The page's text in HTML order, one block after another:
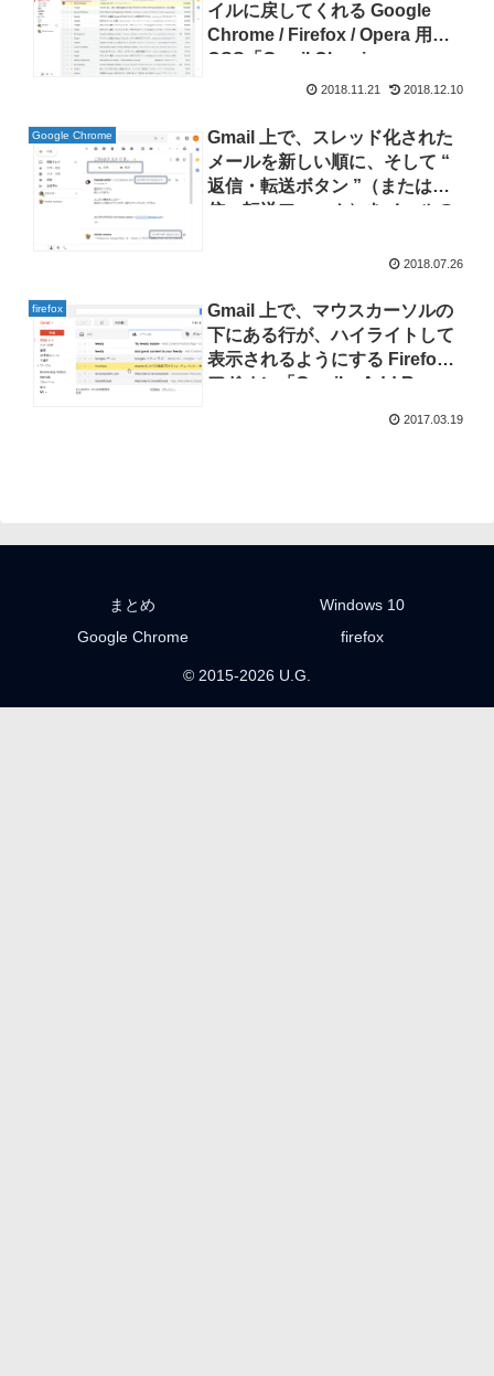
イルに戻してくれる Google
Chrome / Firefox / Opera 用
CSS「Gmail Classic
Theme（gmail-classic）」
2018.11.21 2018.12.10
Google Chrome
Gmail 上で、スレッド化された
メールを新しい順に、そして “
返信・転送ボタン ”（または返
信・転送フォーム）をメールの
ラウザ拡張機能「Gmail 2018.07.26
firefox
Gmail 上で、マウスカーソルの
下にある行が、ハイライトして
表示されるようにする Firefox
アドオン「Gmail – Add Row
2017.03.19
まとめ
Windows 10
Google Chrome
firefox
© 2015-2026 U.G.